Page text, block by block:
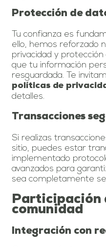
Protección de
Tu confianza es
ello, hemos reforzado
privacidad y
que tu información
resguardada. Te
políticas de
detalles.
Transacciones
Si realizas
sitio, puedes estar
implementado
avanzados para
sea completamente
Participación
comunidad
Integración con